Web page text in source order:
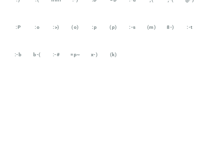
:P :o :>) (o) :p (p) :-s (m) 8-) :-t
:-b b-( :-# =p~ x-) (k)